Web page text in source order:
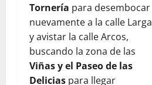
Tornería para desembocar
nuevamente a la calle Larga
y avistar la calle Arcos,
buscando la zona de las
Viñas y el Paseo de las
Delicias para llegar